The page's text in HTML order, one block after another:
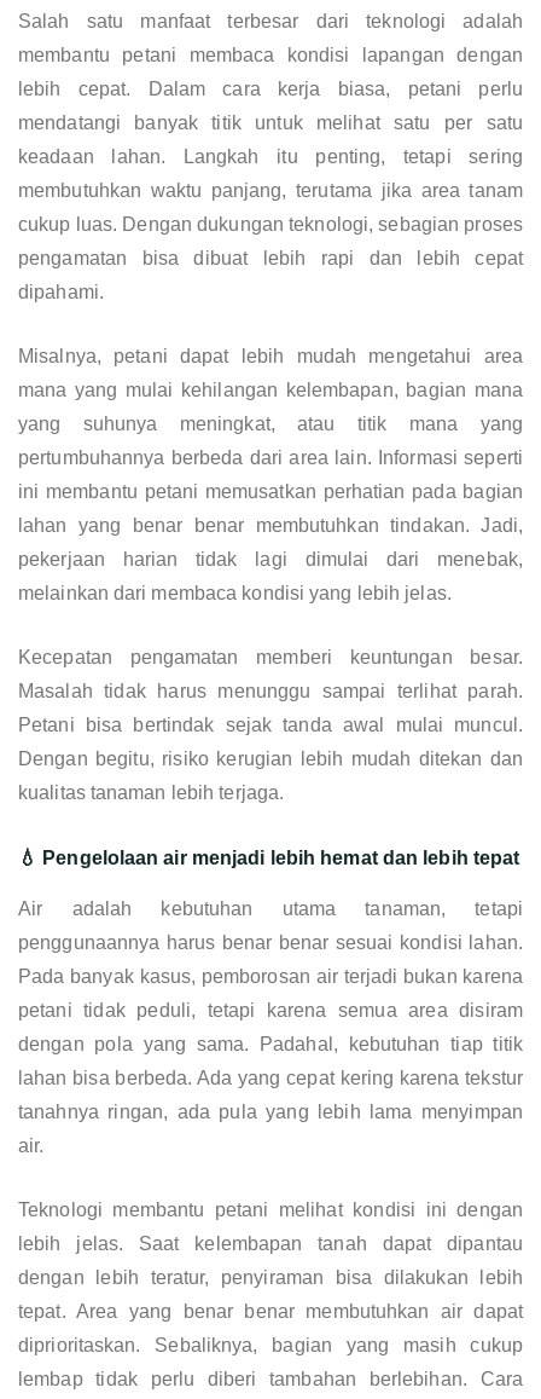
Salah satu manfaat terbesar dari teknologi adalah
membantu petani membaca kondisi lapangan dengan
lebih cepat. Dalam cara kerja biasa, petani perlu
mendatangi banyak titik untuk melihat satu per satu
keadaan lahan. Langkah itu penting, tetapi sering
membutuhkan waktu panjang, terutama jika area tanam
cukup luas. Dengan dukungan teknologi, sebagian proses
pengamatan bisa dibuat lebih rapi dan lebih cepat
dipahami.
Misalnya, petani dapat lebih mudah mengetahui area
mana yang mulai kehilangan kelembapan, bagian mana
yang suhunya meningkat, atau titik mana yang
pertumbuhannya berbeda dari area lain. Informasi seperti
ini membantu petani memusatkan perhatian pada bagian
lahan yang benar benar membutuhkan tindakan. Jadi,
pekerjaan harian tidak lagi dimulai dari menebak,
melainkan dari membaca kondisi yang lebih jelas.
Kecepatan pengamatan memberi keuntungan besar.
Masalah tidak harus menunggu sampai terlihat parah.
Petani bisa bertindak sejak tanda awal mulai muncul.
Dengan begitu, risiko kerugian lebih mudah ditekan dan
kualitas tanaman lebih terjaga.
💧 Pengelolaan air menjadi lebih hemat dan lebih tepat
Air adalah kebutuhan utama tanaman, tetapi
penggunaannya harus benar benar sesuai kondisi lahan.
Pada banyak kasus, pemborosan air terjadi bukan karena
petani tidak peduli, tetapi karena semua area disiram
dengan pola yang sama. Padahal, kebutuhan tiap titik
lahan bisa berbeda. Ada yang cepat kering karena tekstur
tanahnya ringan, ada pula yang lebih lama menyimpan
air.
Teknologi membantu petani melihat kondisi ini dengan
lebih jelas. Saat kelembapan tanah dapat dipantau
dengan lebih teratur, penyiraman bisa dilakukan lebih
tepat. Area yang benar benar membutuhkan air dapat
diprioritaskan. Sebaliknya, bagian yang masih cukup
lembap tidak perlu diberi tambahan berlebihan. Cara